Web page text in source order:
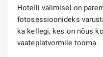
Hotelli valimisel on
fotosessioonideks
ka kellegi, kes on nõus
vaateplatvormile tooma.